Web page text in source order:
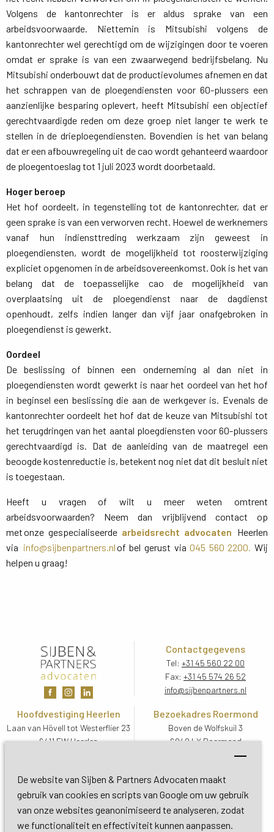
De website van Sijben & Partners Advocaten maakt
gebruik van cookies en scripts van Google om uw gebruik
van onze websites geanonimiseerd te analyseren, zodat
we functionaliteit en effectiviteit kunnen aanpassen.
Volgens de kantonrechter is er aldus sprake van een
arbeidsvoorwaarde. Niettemin is Mitsubishi volgens de
kantonrechter wel gerechtigd om de wijzigingen door te voeren
omdat er sprake is van een zwaarwegend bedrijfsbelang. Nu
Mitsubishi onderbouwt dat de productievolumes afnemen en dat
het schrappen van de ploegendiensten voor 60-plussers een
aanzienlijke besparing oplevert, heeft Mitsubishi een objectief
gerechtvaardigde reden om deze groep niet langer te werk te
stellen in de drieploegendiensten. Bovendien is het van belang
dat er een afbouwregeling uit de cao wordt gehanteerd waardoor
de ploegentoeslag tot 1 juli 2023 wordt doorbetaald.
Hoger beroep
Het hof oordeelt, in tegenstelling tot de kantonrechter, dat er
geen sprake is van een verworven recht. Hoewel de werknemers
vanaf hun indiensttreding werkzaam zijn geweest in
ploegendiensten, wordt de mogelijkheid tot roosterwijziging
expliciet opgenomen in de arbeidsovereenkomst. Ook is het van
belang dat de toepasselijke cao de mogelijkheid van
overplaatsing uit de ploegendienst naar de dagdienst
openhoudt, zelfs indien langer dan vijf jaar onafgebroken in
ploegendienst is gewerkt.
Oordeel
De beslissing of binnen een onderneming al dan niet in
ploegendiensten wordt gewerkt is naar het oordeel van het hof
in beginsel een beslissing die aan de werkgever is. Evenals de
kantonrechter oordeelt het hof dat de keuze van Mitsubishi tot
het terugdringen van het aantal ploegdiensten voor 60-plussers
gerechtvaardigd is. Dat de aanleiding van de maatregel een
beoogde kostenreductie is, betekent nog niet dat dit besluit niet
is toegestaan.
Heeft u vragen of wilt u meer weten omtrent
arbeidsvoorwaarden? Neem dan vrijblijvend contact op
met onze gespecialiseerde arbeidsrecht advocaten Heerlen
via info@sijbenpartners.nlof bel gerust via 045 560 2200. Wij
helpen u graag!
Contactgegevens
Tel: +31 45 560 22 00
Fax: +31 45 574 26 52
info@sijbenpartners.nl
Hoofdvestiging Heerlen
Laan van Hövell tot Westerflier 23
6411 EW Heerlen
Bezoekadres Roermond
Boven de Wolfskuil 3
6049 LX Roermond
Routebeschrijving
Bezoekadres De Bilt
Soestdijkseweg Zuid 13
3732 HC De Bilt (Utrecht)